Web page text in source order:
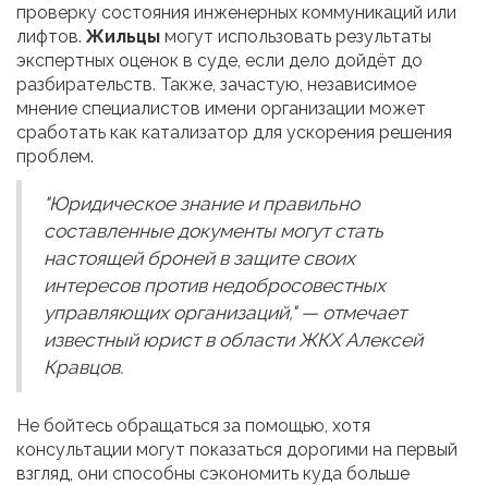
проверку состояния инженерных коммуникаций или
лифтов. Жильцы могут использовать результаты
экспертных оценок в суде, если дело дойдёт до
разбирательств. Также, зачастую, независимое
мнение специалистов имени организации может
сработать как катализатор для ускорения решения
проблем.
"Юридическое знание и правильно
составленные документы могут стать
настоящей броней в защите своих
интересов против недобросовестных
управляющих организаций," — отмечает
известный юрист в области ЖКХ Алексей
Кравцов.
Не бойтесь обращаться за помощью, хотя
консультации могут показаться дорогими на первый
взгляд, они способны сэкономить куда больше